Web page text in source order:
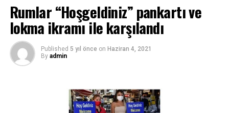
Rumlar “Hoşgeldiniz” pankartı ve
lokma ikramı ile karşılandı
Published 5 yıl önce on Haziran 4, 2021
By admin